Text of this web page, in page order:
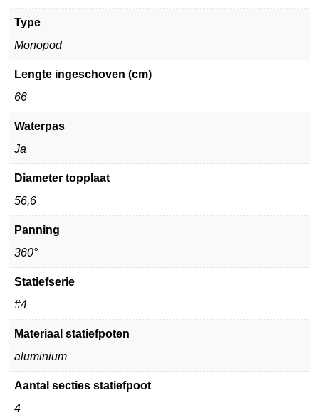
Type
Monopod
Lengte ingeschoven (cm)
66
Waterpas
Ja
Diameter topplaat
56,6
Panning
360°
Statiefserie
#4
Materiaal statiefpoten
aluminium
Aantal secties statiefpoot
4